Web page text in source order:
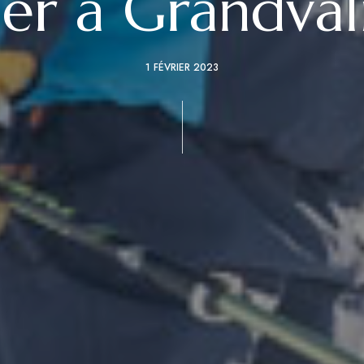
1 FÉVRIER 2023